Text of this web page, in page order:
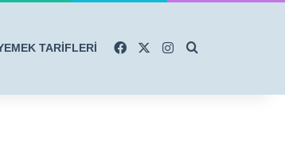
TARİFLERİ FacebookInstagram